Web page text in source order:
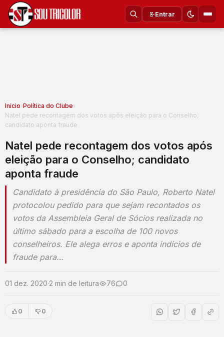
Entrar
Inicio›Política do Clube›
Natel pede recontagem dos votos após eleição para o Conselho;
candidato aponta fraude
Natel pede recontagem dos votos após
eleição para o Conselho; candidato
aponta fraude
Candidato à presidência do São Paulo, Roberto Natel
protocolou pedido para que sejam recontados os
votos da Assembleia Geral de Sócios realizada no
último sábado para a escolha de 100 novos
conselheiros. Ele alega erros e aponta indícios de
fraude para…
01 dez. 2020·2 min de leitura 76 0
0 0